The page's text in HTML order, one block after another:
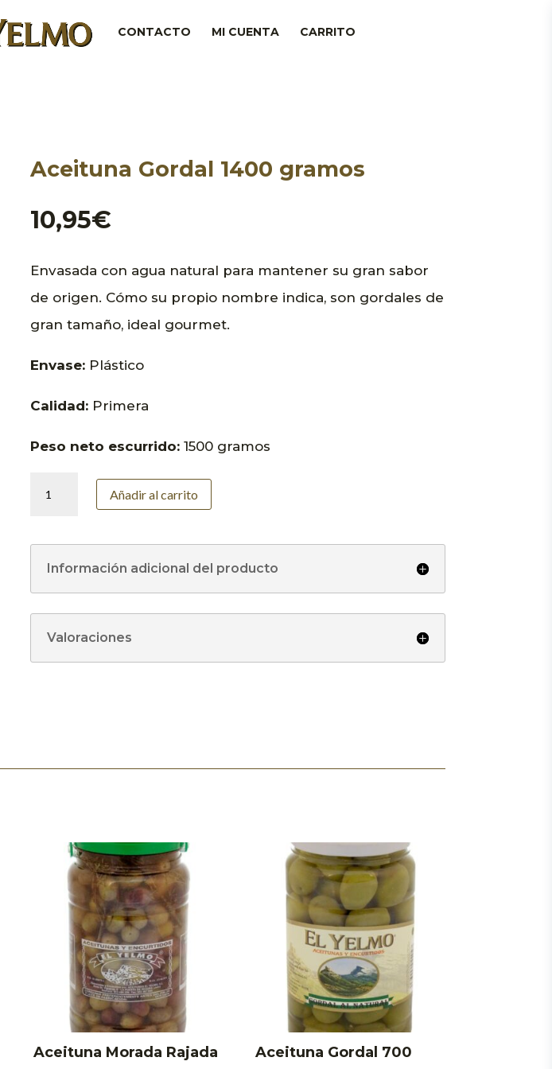
CONTACTO MI CUENTA CARRITO
Aceituna Gordal 1400 gramos
10,95€
Envasada con agua natural para mantener su gran sabor
de origen. Cómo su propio nombre indica, son gordales de
gran tamaño, ideal gourmet.
Envase: Plástico
Calidad: Primera
Peso neto escurrido: 1500 gramos
Gordal
Añadir al carrito
Información adicional del producto
Valoraciones
Aceituna Morada Rajada
Aceituna Gordal 700